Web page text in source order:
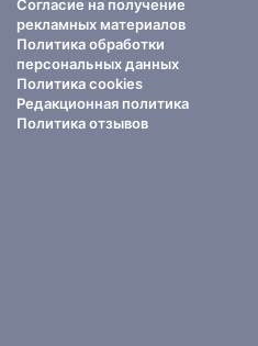
Согласие на получение
рекламных материалов
Политика обработки
персональных данных
Политика cookies
Редакционная политика
Политика отзывов